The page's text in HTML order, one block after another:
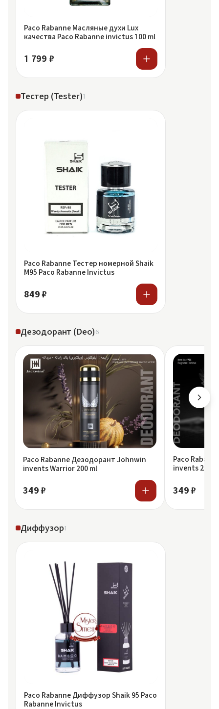
Paco Rabanne Масляные духи Lux
качества Paco Rabanne invictus 100 ml
1 799 ₽
Тестер (Tester)1
Paco Rabanne Тестер номерной Shaik
M95 Paco Rabanne Invictus
849 ₽
Дезодорант (Deo)6
Paco Rabanne Дезодорант Johnwin
invents Warrior 200 ml
349 ₽
Paco
invents 200
349 ₽
Диффузор1
Paco Rabanne Диффузор Shaik 95 Paco
Rabanne Invictus